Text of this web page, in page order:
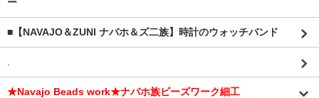
■【NAVAJO＆ZUNI ナバホ＆ズ二族】時計のウォッチバンド
★Navajo Beads work★ナバホ族ビーズワーク細工